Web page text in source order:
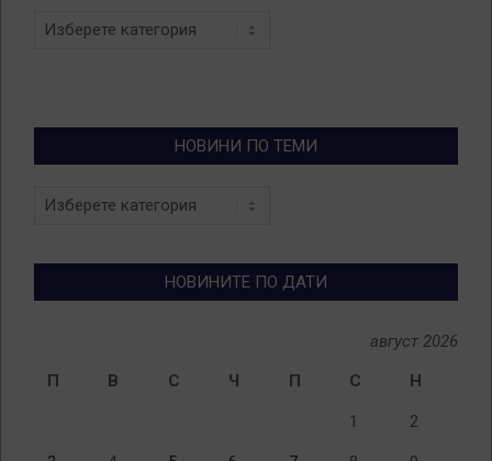
Categories
НОВИНИ ПО ТЕМИ
Новини
НОВИНИТЕ ПО ДАТИ
август 2026
П
В С Ч П С Н
1 2